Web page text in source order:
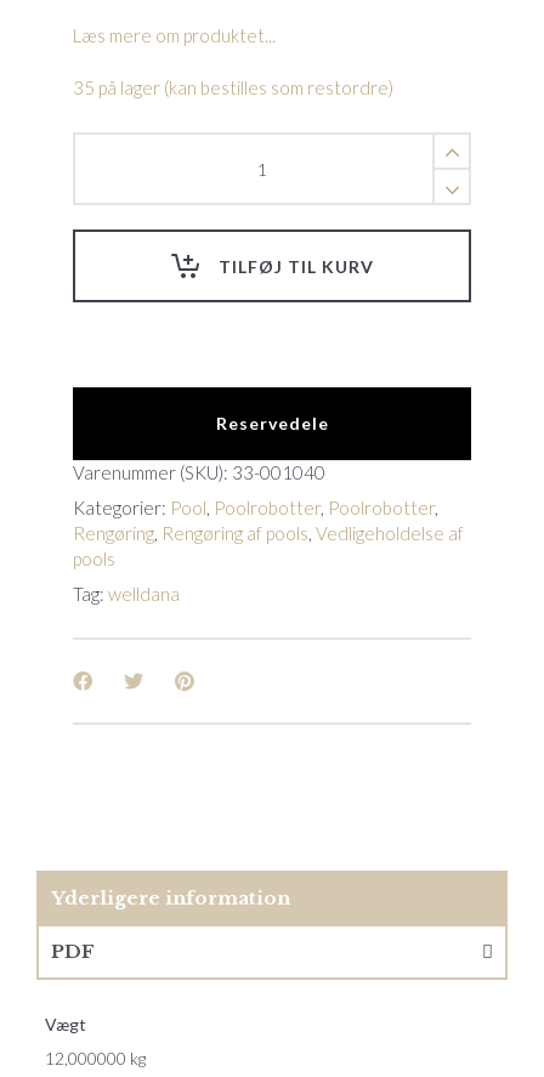
Læs mere om produktet...
35 på lager (kan bestilles som restordre)
TILFØJ TIL KURV
Reservedele
Varenummer (SKU): 33-001040
Kategorier: Pool, Poolrobotter, Poolrobotter,
Rengøring, Rengøring af pools, Vedligeholdelse af
pools
Tag: welldana
Yderligere information
PDF
Vægt
12,000000 kg